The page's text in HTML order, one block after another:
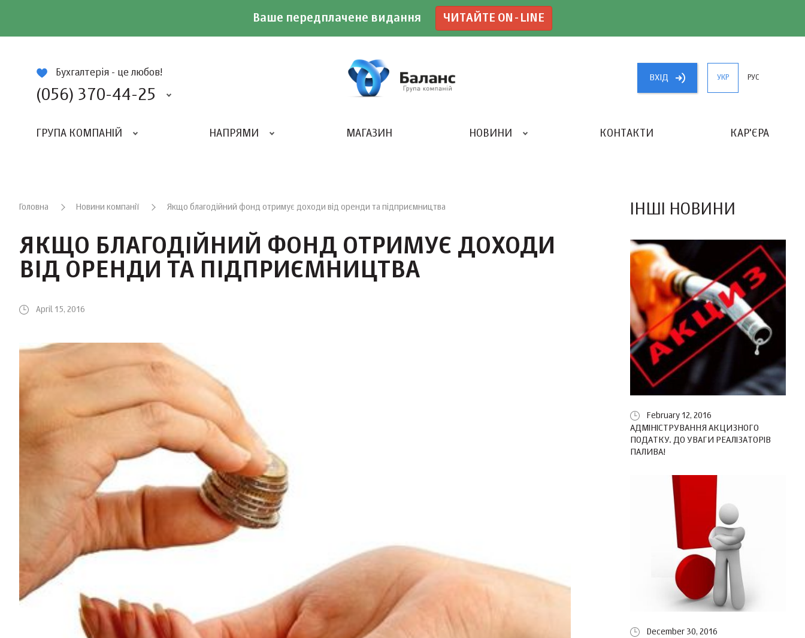
Ваше передплачене видання ЧИТАЙТЕ ON-LINE
Бухгалтерія - це любов!
(056) 370-44-25
ВХIД УКР РУС
ГРУПА КОМПАНІЙ НАПРЯМИ МАГАЗИН НОВИНИ КОНТАКТИ КАР'ЄРА
Головна Новини компанії Якщо благодійний фонд отримує доходи від оренди та підприємництва
ЯКЩО БЛАГОДІЙНИЙ ФОНД ОТРИМУЄ ДОХОДИ
ВІД ОРЕНДИ ТА ПІДПРИЄМНИЦТВА
April 15, 2016
ІНШІ НОВИНИ
February 12, 2016
АДМІНІСТРУВАННЯ АКЦИЗНОГО
ПОДАТКУ. ДО УВАГИ РЕАЛІЗАТОРІВ
ПАЛИВА!
December 30, 2016